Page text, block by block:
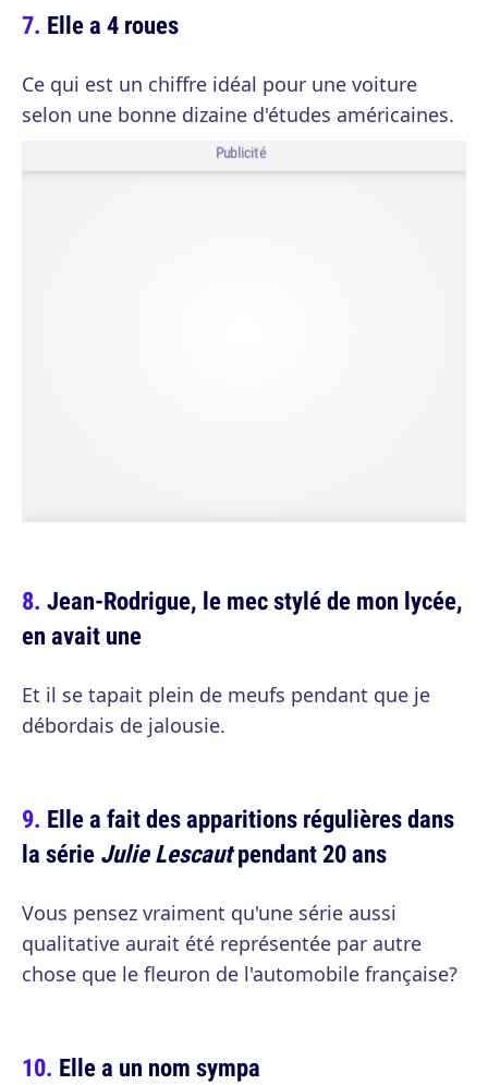
Elle a 4 roues
Ce qui est un chiffre idéal pour une voiture
selon une bonne dizaine d'études américaines.
Publicité
Jean-Rodrigue, le mec stylé de mon lycée,
en avait une
Et il se tapait plein de meufs pendant que je
débordais de jalousie.
Elle a fait des apparitions régulières dans
la sérieJulie Lescautpendant 20 ans
Vous pensez vraiment qu'une série aussi
qualitative aurait été représentée par autre
chose que le fleuron de l'automobile française?
Elle a un nom sympa